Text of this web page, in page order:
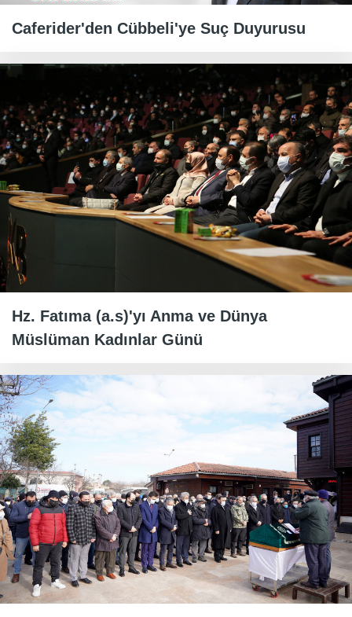
Caferider'den Cübbeli'ye Suç Duyurusu
Hz. Fatıma (a.s)'yı Anma ve Dünya
Müslüman Kadınlar Günü